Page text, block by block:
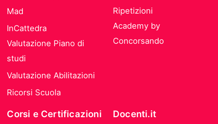
Mad
InCattedra
Valutazione Piano di
studi
Valutazione Abilitazioni
Ricorsi Scuola
Ripetizioni
Academy by
Concorsando
Corsi e Certificazioni Docenti.it